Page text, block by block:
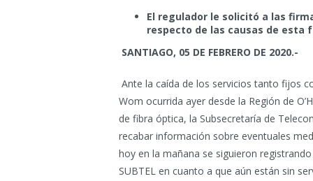
El regulador le solicitó a las
respecto de las causas de esta
SANTIAGO, 05 DE FEBRERO DE 2020.-
Ante la caída de los servicios tanto fijos
Wom ocurrida ayer desde la Región de
de fibra óptica, la Subsecretaría de
recabar información sobre eventuales
hoy en la mañana se siguieron
SUBTEL en cuanto a que aún están sin